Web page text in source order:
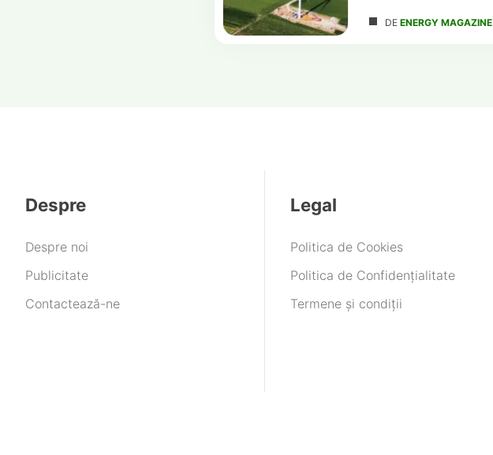
DE ENERGY MAGAZINE
Despre
Despre noi
Publicitate
Contactează-ne
Legal
Politica de Cookies
Politica de Confidențialitate
Termene și condiții